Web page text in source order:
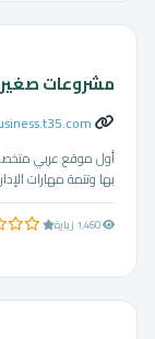
مشروعات
business.t35.com
أول موقع عربي متخصص
بها وتنمة مهارات الإدارة والتسويق -اكثر من
0.0 من 5 نجوم